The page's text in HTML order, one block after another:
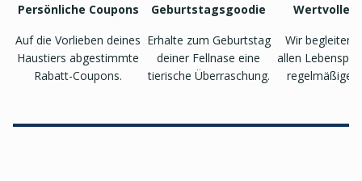
Persönliche Coupons
Auf die Vorlieben deines
Haustiers abgestimmte
Rabatt-Coupons.
Geburtstagsgoodie
Erhalte zum Geburtstag
deiner Fellnase eine
tierische Überraschung.
Wertvolle
Wir begleiten
allen
regelmäßigen